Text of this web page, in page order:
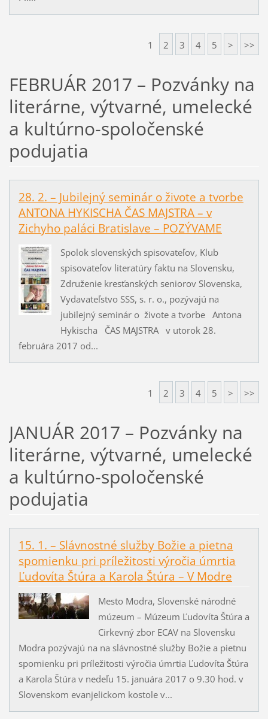
1 2 3 4 5 > >>
FEBRUÁR 2017 – Pozvánky na
literárne, výtvarné, umelecké
a kultúrno-spoločenské
podujatia
28. 2. – Jubilejný seminár o živote a tvorbe
ANTONA HYKISCHA ČAS MAJSTRA – v
Zichyho paláci Bratislave – POZÝVAME
Spolok slovenských spisovateľov, Klub
spisovateľov literatúry faktu na Slovensku,
Združenie kresťanských seniorov Slovenska,
Vydavateľstvo SSS, s. r. o., pozývajú na
jubilejný seminár o živote a tvorbe Antona
Hykischa ČAS MAJSTRA v utorok 28.
februára 2017 od...
1 2 3 4 5 > >>
JANUÁR 2017 – Pozvánky na
literárne, výtvarné, umelecké
a kultúrno-spoločenské
podujatia
15. 1. – Slávnostné služby Božie a pietna
spomienku pri príležitosti výročia úmrtia
Ľudovíta Štúra a Karola Štúra – V Modre
Mesto Modra, Slovenské národné
múzeum – Múzeum Ľudovíta Štúra a
Cirkevný zbor ECAV na Slovensku
Modra pozývajú na na slávnostné služby Božie a pietnu
spomienku pri príležitosti výročia úmrtia Ľudovíta Štúra
a Karola Štúra v nedeľu 15. januára 2017 o 9.30 hod. v
Slovenskom evanjelickom kostole v...